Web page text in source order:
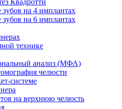
Квадротти
зубов на 4 имплантах
зубов на 6 имплантах
технике
анализ (МФА)
челюсти
системе
на верхнюю челюсть